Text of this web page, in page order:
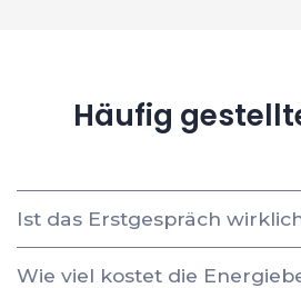
Häufig
Ist das Erstgespräch
Wie viel kostet die